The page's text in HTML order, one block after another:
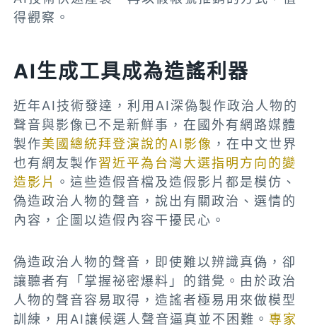
得觀察。
AI生成工具成為造謠利器
近年AI技術發達，利用AI深偽製作政治人物的
聲音與影像已不是新鮮事，在國外有網路媒體
製作美國總統拜登演說的AI影像 ，在中文世界
也有網友製作習近平為台灣大選指明方向的變
造影片 。這些造假音檔及造假影片都是模仿、
偽造政治人物的聲音，說出有關政治、選情的
內容，企圖以造假內容干擾民心。
偽造政治人物的聲音，即使難以辨識真偽，卻
讓聽者有「掌握祕密爆料」的錯覺。由於政治
人物的聲音容易取得，造謠者極易用來做模型
訓練，用AI讓候選人聲音逼真並不困難。專家